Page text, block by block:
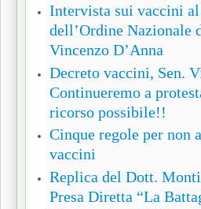
Intervista sui vaccini
dell’Ordine Nazionale
Vincenzo D’Anna
Decreto vaccini, Sen.
Continueremo a
ricorso possibile!!
Cinque regole per non
vaccini
Replica del Dott.
Presa Diretta “La